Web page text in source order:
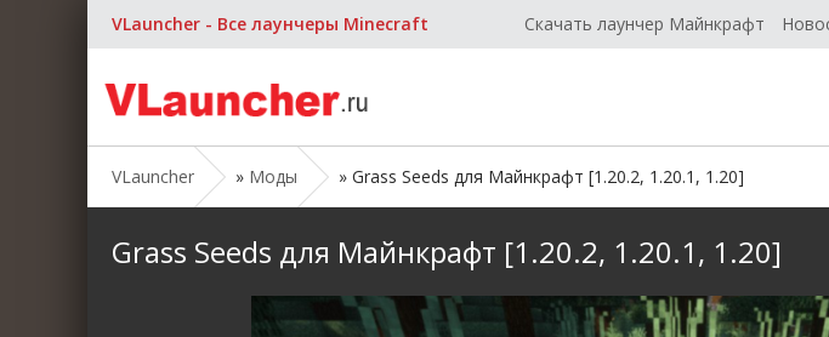
VLauncher - Все лаунчеры Minecraft Скачать лаунчер Майнкрафт
VLauncher » Моды » Grass Seeds для Майнкрафт [1.20.2, 1.20.1, 1.20]
Grass Seeds для Майнкрафт [1.20.2, 1.20.1, 1.20]